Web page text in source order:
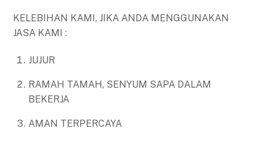
KELEBIHAN KAMI, JIKA ANDA MENGGUNAKAN
JASA KAMI :
JUJUR
RAMAH TAMAH, SENYUM SAPA DALAM
BEKERJA
AMAN TERPERCAYA